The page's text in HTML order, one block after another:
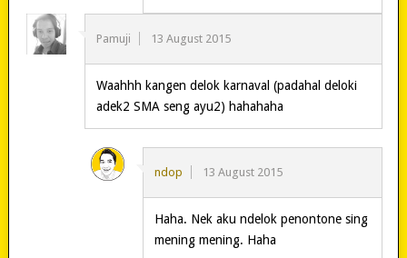
Pamuji 13 August 2015
Waahhh kangen delok karnaval (padahal deloki
adek2 SMA seng ayu2) hahahaha
ndop 13 August 2015
Haha. Nek aku ndelok penontone sing
mening mening. Haha